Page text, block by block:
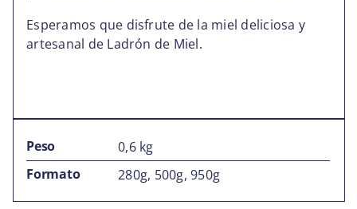
Esperamos que disfrute de la miel deliciosa y
artesanal de Ladrón de Miel.
Peso
0,6 kg
Formato
280g, 500g, 950g